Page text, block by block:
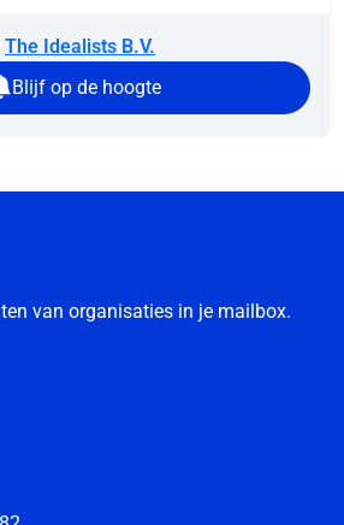
The Idealists B.V.
Blijf op de hoogte
van organisaties in je mailbox.